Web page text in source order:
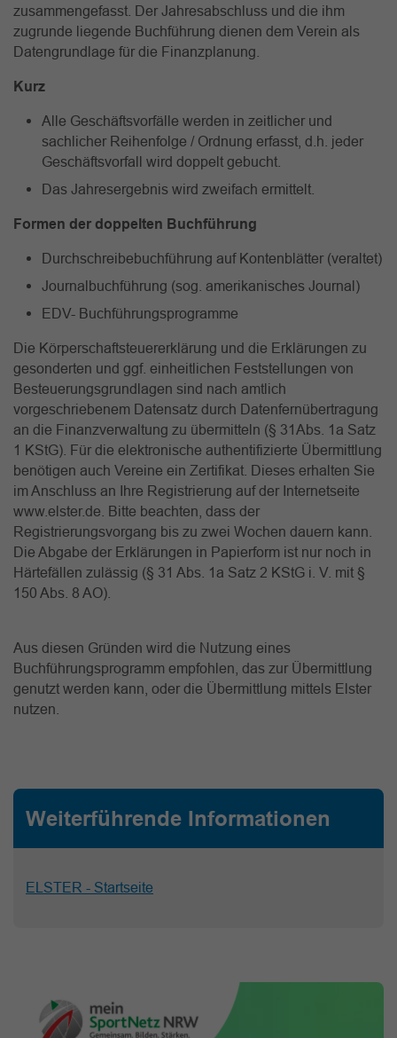
zusammengefasst. Der Jahresabschluss und die ihm
zugrunde liegende Buchführung dienen dem Verein als
Datengrundlage für die Finanzplanung.
Kurz
Alle Geschäftsvorfälle werden in zeitlicher und
sachlicher Reihenfolge / Ordnung erfasst, d.h. jeder
Geschäftsvorfall wird doppelt gebucht.
Das Jahresergebnis wird zweifach ermittelt.
Formen der doppelten Buchführung
Durchschreibebuchführung auf Kontenblätter (veraltet)
Journalbuchführung (sog. amerikanisches Journal)
EDV- Buchführungsprogramme
Die Körperschaftsteuererklärung und die Erklärungen zu
gesonderten und ggf. einheitlichen Feststellungen von
Besteuerungsgrundlagen sind nach amtlich
vorgeschriebenem Datensatz durch Datenfernübertragung
an die Finanzverwaltung zu übermitteln (§ 31Abs. 1a Satz
1 KStG). Für die elektronische authentifizierte Übermittlung
benötigen auch Vereine ein Zertifikat. Dieses erhalten Sie
im Anschluss an Ihre Registrierung auf der Internetseite
www.elster.de. Bitte beachten, dass der
Registrierungsvorgang bis zu zwei Wochen dauern kann.
Die Abgabe der Erklärungen in Papierform ist nur noch in
Härtefällen zulässig (§ 31 Abs. 1a Satz 2 KStG i. V. mit §
150 Abs. 8 AO).
Aus diesen Gründen wird die Nutzung eines
Buchführungsprogramm empfohlen, das zur Übermittlung
genutzt werden kann, oder die Übermittlung mittels Elster
nutzen.
Weiterführende Informationen
ELSTER - Startseite